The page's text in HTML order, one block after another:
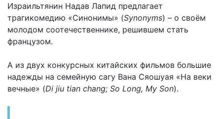
Израильтянин Надав Лапид предлагает
трагикомедию «Синонимы» (Synonyms) – о своём
молодом соотечественнике, решившем стать
французом.
А из двух конкурсных китайских фильмов большие
надежды на семейную сагу Вана Сяошуая «На веки
вечные» (Di jiu tian chang; So Long, My Son).